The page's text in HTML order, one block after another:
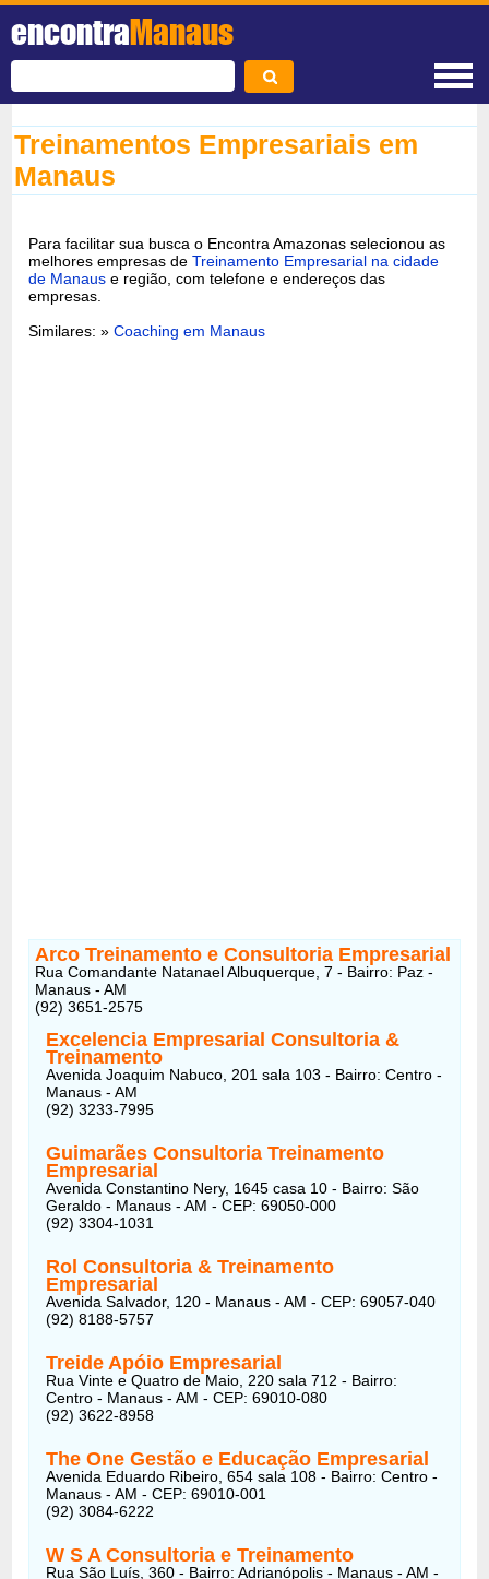
encontraManaus
Treinamentos Empresariais em
Manaus
Para facilitar sua busca o Encontra Amazonas selecionou as
melhores empresas deTreinamento Empresarial na cidade
de Manaus e região, com telefone e endereços das
empresas.
Similares: »Coaching em Manaus
Arco Treinamento e Consultoria Empresarial
Rua Comandante Natanael Albuquerque, 7 - Bairro: Paz -
Manaus - AM
(92) 3651-2575
Excelencia Empresarial Consultoria &
Treinamento
Avenida Joaquim Nabuco, 201 sala 103 - Bairro: Centro -
Manaus - AM
(92) 3233-7995
Guimarães Consultoria Treinamento
Empresarial
Avenida Constantino Nery, 1645 casa 10 - Bairro: São
Geraldo - Manaus - AM - CEP: 69050-000
(92) 3304-1031
Rol Consultoria & Treinamento
Empresarial
Avenida Salvador, 120 - Manaus - AM - CEP: 69057-040
(92) 8188-5757
Treide Apóio Empresarial
Rua Vinte e Quatro de Maio, 220 sala 712 - Bairro:
Centro - Manaus - AM - CEP: 69010-080
(92) 3622-8958
The One Gestão e Educação Empresarial
Avenida Eduardo Ribeiro, 654 sala 108 - Bairro: Centro -
Manaus - AM - CEP: 69010-001
(92) 3084-6222
W S A Consultoria e Treinamento
Rua São Luís, 360 - Bairro: Adrianópolis - Manaus - AM -